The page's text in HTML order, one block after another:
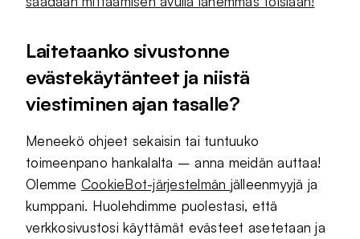
Laitetaanko sivustonne
evästekäytänteet ja niistä
viestiminen ajan tasalle?
Meneekö ohjeet sekaisin tai tuntuuko
toimeenpano hankalalta – anna meidän auttaa!
Olemme CookieBot-järjestelmän jälleenmyyjä ja
kumppani. Huolehdimme puolestasi, että
verkkosivustosi käyttämät evästeet asetetaan ja